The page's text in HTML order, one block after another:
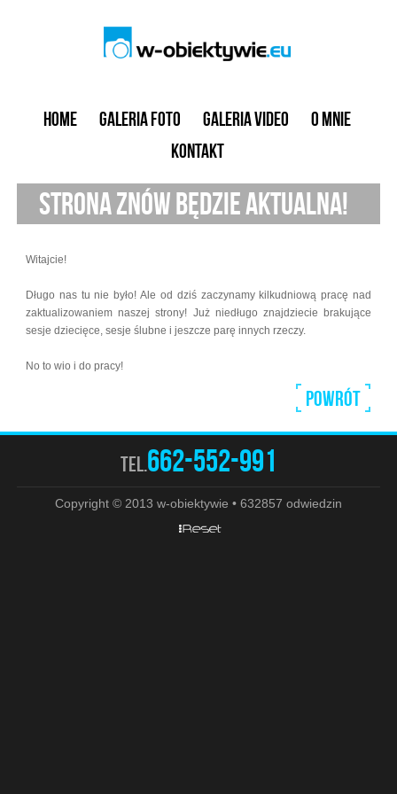
Home Galeria foto Galeria video
O mnie
Kontakt
Strona znów będzie aktualna!
Witajcie!
Długo nas tu nie było! Ale od dziś zaczynamy kilkudniową pracę nad
zaktualizowaniem naszej strony! Już niedługo znajdziecie brakujące
sesje dziecięce, sesje ślubne i jeszcze parę innych rzeczy.
No to wio i do pracy!
Powrót
tel.662-552-991
Copyright © 2013 w-obiektywie • 632857 odwiedzin